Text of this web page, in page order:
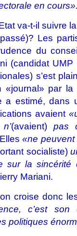
en cours».
va-t-il suivre
Les
du
(candidat
s’est
«journal» par
a estimé, dans
avaient
(avaient)pas
«ne peuvent
socialiste)
sur la sincérité
Mariani.
croise donc
c’est
politiques